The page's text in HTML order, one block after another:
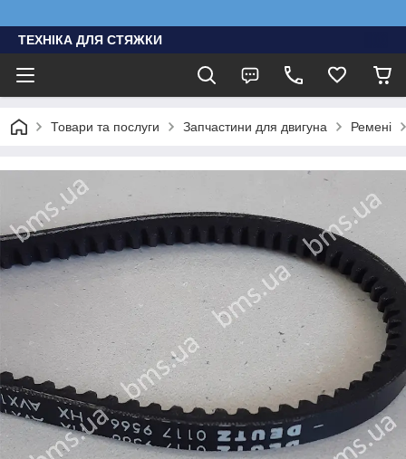
ТЕХНІКА ДЛЯ СТЯЖКИ
Товари та послуги Запчастини для двигуна Ремені